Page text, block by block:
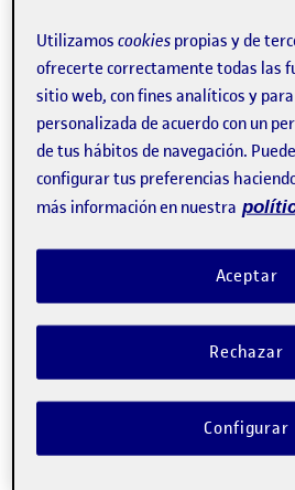
01-10-2025 19:00
Virtual
Inscribirse
Utilizamoscookies propias y de
ofrecerte correctamente todas las
sitio web, con fines analíticos y
personalizada de acuerdo con un
de tus hábitos de navegación.
configurar tus preferencias
más información en nuestra
Rechazar
Aceptar
Configurar